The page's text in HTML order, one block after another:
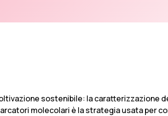
sostenibile: la caratterizzazione
molecolari è la strategia usata per